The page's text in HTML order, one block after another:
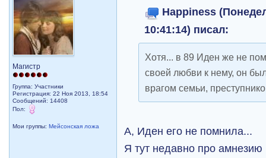
Магистр
Группа: Участники
Регистрация: 22 Ноя 2013, 18:54
Сообщений: 14408
Пол:
Мои группы:Мейсонская ложа
Happiness
10:41:14) писал:
Хотя... в 89 Иден же не
своей любви к нему, он
врагом семьи,
А, Иден его не помнила...
Я тут недавно про